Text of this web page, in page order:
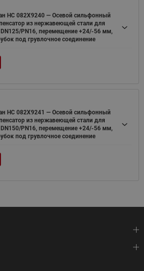
НС 082X9240 — Осевой сильфонный
из нержавеющей стали для
PN16, перемещение +24/-56 мм,
под грувлочное соединение
НС 082X9241 — Осевой сильфонный
из нержавеющей стали для
PN16, перемещение +24/-56 мм,
под грувлочное соединение